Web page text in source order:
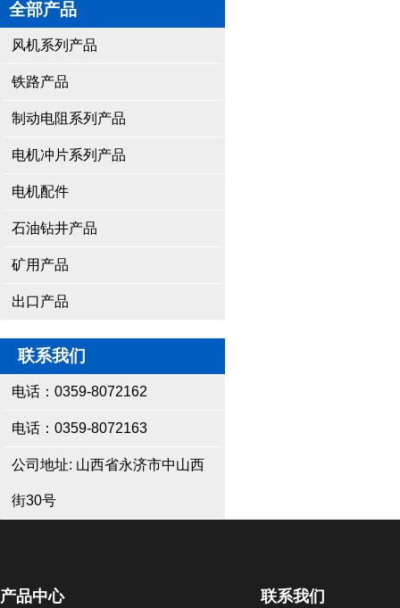
全部产品
风机系列产品
铁路产品
制动电阻系列产品
电机冲片系列产品
电机配件
石油钻井产品
矿用产品
出口产品
联系我们
电话：0359-8072162
电话：0359-8072163
公司地址: 山西省永济市中山西
街30号
产品中心 联系我们